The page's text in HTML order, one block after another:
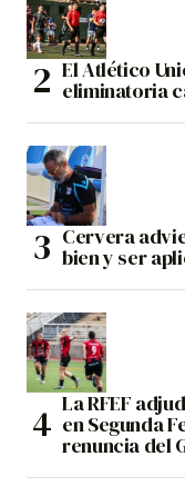
El Atlético
eliminatoria
Cervera
bien y ser
La RFEF
en Segunda
renuncia del